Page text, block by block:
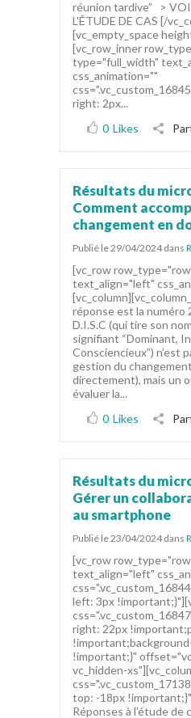
réunion tardive” >
L'ÉTUDE DE CAS [/
[vc_empty_space
[vc_row_inner
type="full_width"
css_animation=""
right: 2px...
0 Likes
Résultats du
Comment
changement en
Publié le 29/04/2024dans
[vc_row
text_align="left"
réponse est la numéro
D.I.S.C (qui tire son
signifiant “Dominant,
Consciencieux”) n’est
gestion du
directement), mais un
évaluer la...
0 Likes
Résultats du
Gérer un
au smartphone
Publié le 23/04/2024dans
[vc_row
text_align="left"
left: 3px
right: 22px
!important;}"
vc_hidden-
top: -18px
Réponses à l'étude de